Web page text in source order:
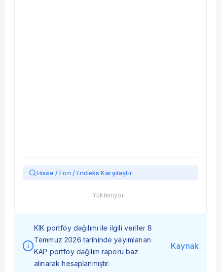
Hisse / Fon / Endeks Karşılaştır:
Yükleniyor…
KIK portföy dağılımı ile ilgili veriler 8
Temmuz 2026 tarihinde yayımlanan
KAP portföy dağılım raporu baz
alınarak hesaplanmıştır.
Kaynak